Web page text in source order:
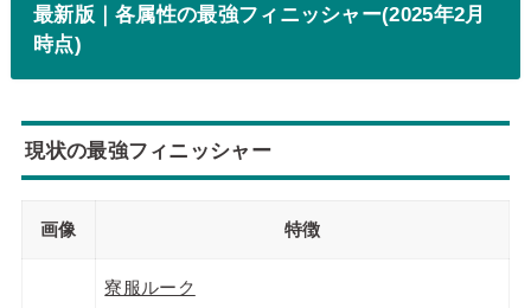
最新版｜各属性の最強フィニッシャー(2025年2月
時点)
現状の最強フィニッシャー
画像 特徴
寮服ルーク